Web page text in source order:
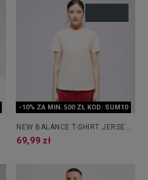
-10% ZA MIN. 500 ZŁ KOD: SUM10
NEW BALANCE T-SHIRT JERSEY
SMALL LOGO
69,99 zł